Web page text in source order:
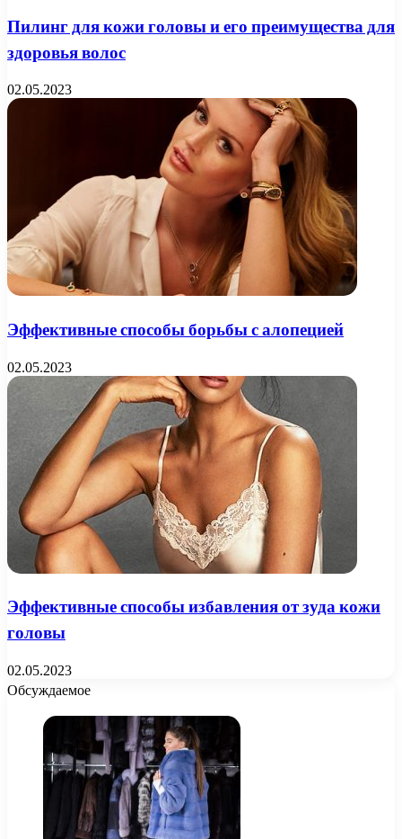
Пилинг для кожи головы и его преимущества для
здоровья волос
02.05.2023
Эффективные способы борьбы с алопецией
02.05.2023
Эффективные способы избавления от зуда кожи
головы
02.05.2023
Обсуждаемое